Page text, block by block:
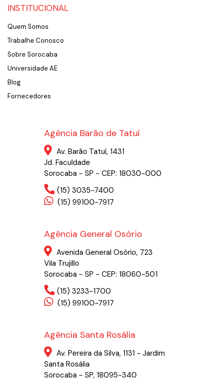
INSTITUCIONAL
Quem Somos
Trabalhe Conosco
Sobre Sorocaba
Universidade AE
Blog
Fornecedores
Agência Barão de Tatuí
Av. Barão Tatuí, 1431
Jd. Faculdade
Sorocaba - SP - CEP: 18030-000
(15) 3035-7400
(15) 99100-7917
Agência General Osório
Avenida General Osório, 723
Vila Trujillo
Sorocaba - SP - CEP: 18060-501
(15) 3233-1700
(15) 99100-7917
Agência Santa Rosália
Av. Pereira da Silva, 1131 - Jardim
Santa Rosália
Sorocaba - SP, 18095-340